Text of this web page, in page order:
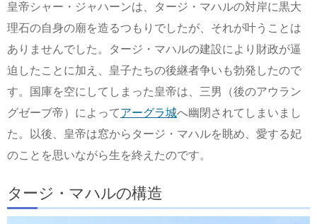
皇帝シャー・ジャハーンは、タージ・マハルの対岸に黒大
理石の自身の廟を造るつもりでしたが、それが叶うことは
ありませんでした。タージ・マハルの建設により財政が逼
迫したことに加え、皇子たちの後継者争いも勃発したので
す。国庫を空にしてしまった皇帝は、三男（後のアウラン
グゼーブ帝）によってアーグラ城へ幽閉されてしまいまし
た。以後、皇帝は窓からタージ・マハルを眺め、愛する妃
のことを思いながら生を終えたのです。
タージ・マハルの構造